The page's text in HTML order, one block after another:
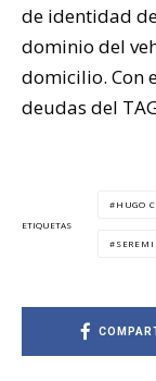
de identidad
dominio del
domicilio. Con
deudas del
ETIQUETAS
HUGO